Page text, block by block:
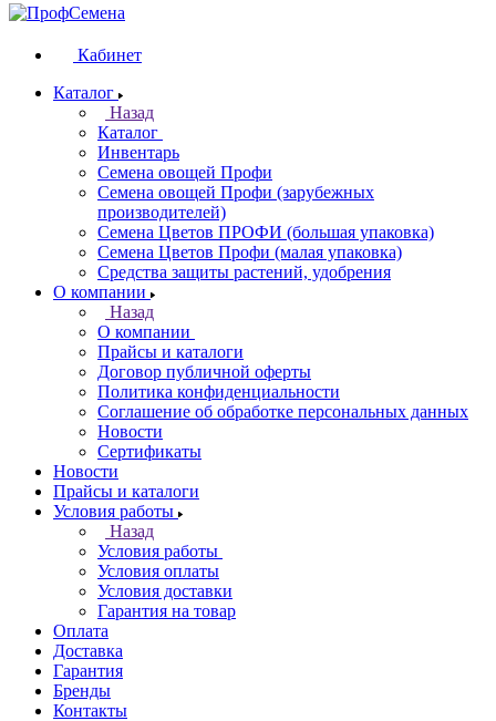
Кабинет
Каталог
Назад
Каталог
Инвентарь
Семена овощей Профи
Семена овощей Профи (зарубежных
производителей)
Семена Цветов ПРОФИ (большая упаковка)
Семена Цветов Профи (малая упаковка)
Средства защиты растений, удобрения
О компании
Назад
О компании
Прайсы и каталоги
Договор публичной оферты
Политика конфиденциальности
Соглашение об обработке персональных данных
Новости
Сертификаты
Новости
Прайсы и каталоги
Условия работы
Назад
Условия работы
Условия оплаты
Условия доставки
Гарантия на товар
Оплата
Доставка
Гарантия
Бренды
Контакты